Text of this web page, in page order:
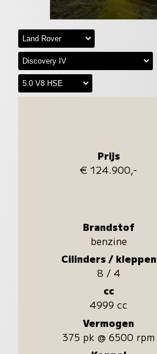
Prijs
€ 124.900,-
Brandstof
benzine
Cilinders / kleppen
8 / 4
cc
4999 cc
Vermogen
375 pk @ 6500 rpm